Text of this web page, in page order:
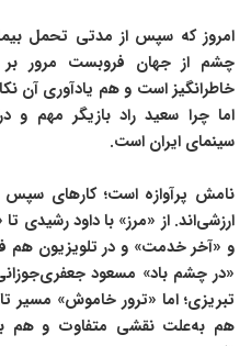
امروز که سپس از مدتی تحمل
چشم از جهان فروبست مرور
خاطرانگیز است و هم یادآوری آن
اما چرا سعید راد بازیگر مهم و
سینمای ایران است.
نامش پرآوازه است؛ کارهای
ارزشی‌اند. از «مرز» با داود رشیدی
و «آخر خدمت» و در تلویزیون هم
«در چشم باد» مسعود
تبریزی؛ اما «ترور خاموش» مسیر
هم به‌علت نقشی متفاوت و هم